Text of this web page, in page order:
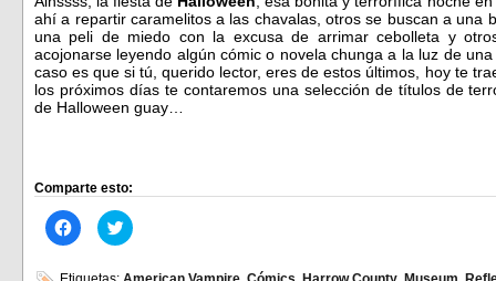
ahí a repartir caramelitos a las chavalas, otros se buscan a una
una peli de miedo con la excusa de arrimar cebolleta y
acojonarse leyendo algún cómic o novela chunga a la luz de
caso es que si tú, querido lector, eres de estos últimos, hoy te
los próximos días te contaremos una selección de títulos de
de Halloween guay…
Comparte esto:
Haz
clic
en
Haz
clic
en